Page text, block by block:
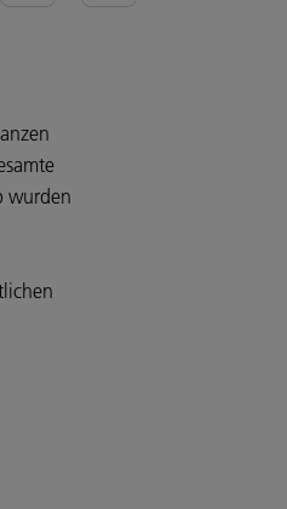
wurden